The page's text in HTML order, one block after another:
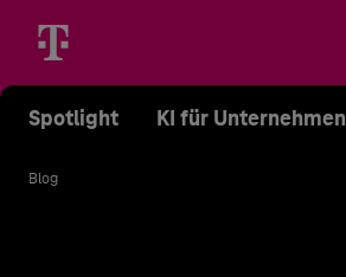
Spotlight KI für Unternehmen
Blog